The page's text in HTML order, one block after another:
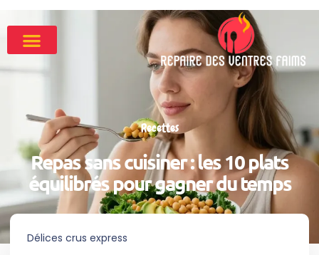
Recettes
Repas sans cuisiner : les 10 plats
équilibrés pour gagner du temps
Délices crus express